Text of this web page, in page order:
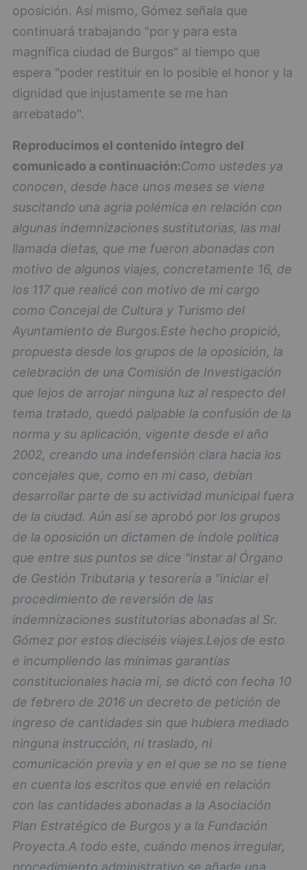
oposición. Así mismo, Gómez señala que
continuará trabajando "por y para esta
magnífica ciudad de Burgos" al tiempo que
espera "poder restituir en lo posible el honor y la
dignidad que injustamente se me han
arrebatado".
Reproducimos el contenido íntegro del
comunicado a continuación:Como ustedes ya
conocen, desde hace unos meses se viene
suscitando una agria polémica en relación con
algunas indemnizaciones sustitutorias, las mal
llamada dietas, que me fueron abonadas con
motivo de algunos viajes, concretamente 16, de
los 117 que realicé con motivo de mi cargo
como Concejal de Cultura y Turismo del
Ayuntamiento de Burgos.Este hecho propició,
propuesta desde los grupos de la oposición, la
celebración de una Comisión de Investigación
que lejos de arrojar ninguna luz al respecto del
tema tratado, quedó palpable la confusión de la
norma y su aplicación, vigente desde el año
2002, creando una indefensión clara hacia los
concejales que, como en mi caso, debían
desarrollar parte de su actividad municipal fuera
de la ciudad. Aún así se aprobó por los grupos
de la oposición un dictamen de índole política
que entre sus puntos se dice "instar al Órgano
de Gestión Tributaria y tesorería a "iniciar el
procedimiento de reversión de las
indemnizaciones sustitutorias abonadas al Sr.
Gómez por estos dieciséis viajes.Lejos de esto
e incumpliendo las mínimas garantías
constitucionales hacia mi, se dictó con fecha 10
de febrero de 2016 un decreto de petición de
ingreso de cantidades sin que hubiera mediado
ninguna instrucción, ni traslado, ni
comunicación previa y en el que se no se tiene
en cuenta los escritos que envié en relación
con las cantidades abonadas a la Asociación
Plan Estratégico de Burgos y a la Fundación
Proyecta.A todo este, cuándo menos irregular,
procedimiento administrativo se añade una